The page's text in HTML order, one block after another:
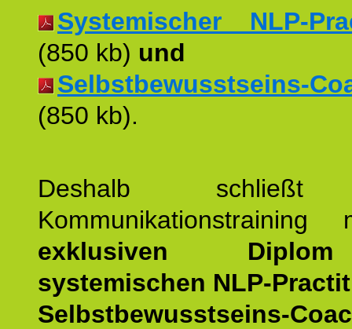
Systemischer NLP-
(850 kb) und
Selbstbewusstseins-
(850 kb).
Deshalb schließt
exklusiven
systemischen NLP-
Selbstbewusstseins-